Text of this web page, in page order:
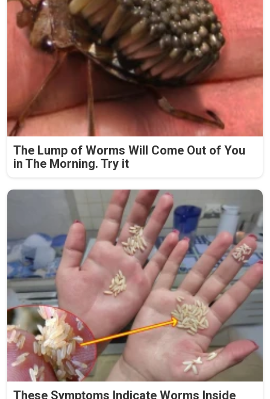
The Lump of Worms Will Come Out of You
in The Morning. Try it
These Symptoms Indicate Worms Inside